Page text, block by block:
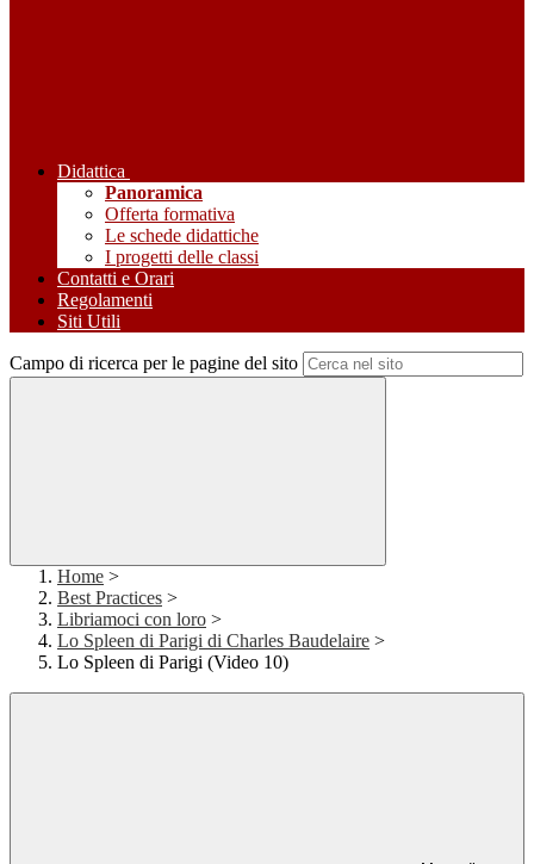
Didattica
Panoramica
Offerta formativa
Le schede didattiche
I progetti delle classi
Contatti e Orari
Regolamenti
Siti Utili
Campo di ricerca per le pagine del sito
Home >
Best Practices >
Libriamoci con loro >
Lo Spleen di Parigi di Charles Baudelaire >
Lo Spleen di Parigi (Video 10)